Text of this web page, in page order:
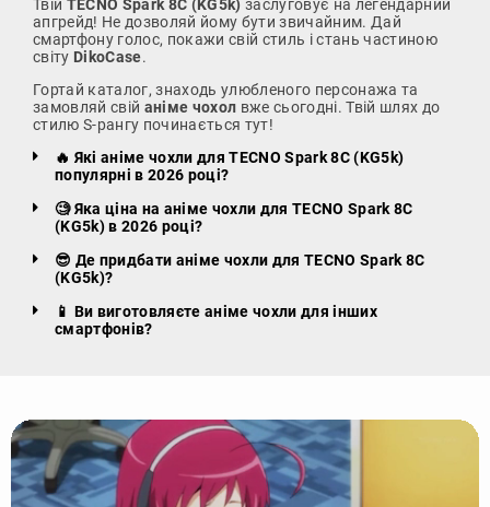
Твій TECNO Spark 8C (KG5k) заслуговує на легендарний
апгрейд! Не дозволяй йому бути звичайним. Дай
смартфону голос, покажи свій стиль і стань частиною
світу DikoCase.
Гортай каталог, знаходь улюбленого персонажа та
замовляй свій аніме чохол вже сьогодні. Твій шлях до
стилю S-рангу починається тут!
🔥 Які аніме чохли для TECNO Spark 8C (KG5k)
популярні в 2026 році?
🧐 Яка ціна на аніме чохли для TECNO Spark 8C
(KG5k) в 2026 році?
😎 Де придбати аніме чохли для TECNO Spark 8C
(KG5k)?
📱 Ви виготовляєте аніме чохли для інших
смартфонів?